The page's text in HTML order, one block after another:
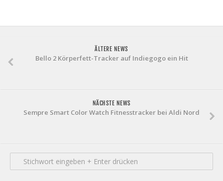
ÄLTERE NEWS
Bello 2 Körperfett-Tracker auf Indiegogo ein Hit
NÄCHSTE NEWS
Sempre Smart Color Watch Fitnesstracker bei Aldi Nord